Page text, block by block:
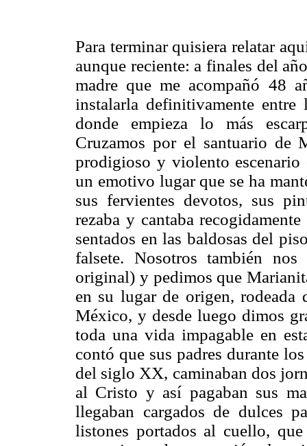
Para terminar quisiera relatar
aunque reciente: a finales del
madre que me acompañó 48
instalarla definitivamente
donde empieza lo más
Cruzamos por el santuario de
prodigioso y violento escenario
un emotivo lugar que se ha
sus fervientes devotos, sus
rezaba y cantaba
sentados en las baldosas del
falsete. Nosotros también
original) y pedimos que
en su lugar de origen,
México, y desde luego dimos
toda una vida impagable en
contó que sus padres durante
del siglo XX, caminaban dos
al Cristo y así pagaban sus
llegaban cargados de dulces
listones portados al cuello,